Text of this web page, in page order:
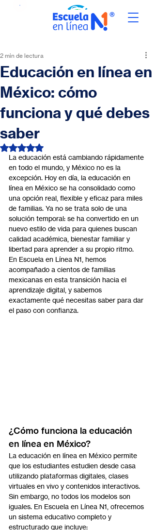
Educación en línea en
México: cómo
funciona y qué debes
saber
2 min de lectura
Obtuvo NaN de 5 estrellas.
La educación está cambiando rápidamente
en todo el mundo, y México no es la
excepción. Hoy en día, la educación en
línea en México se ha consolidado como
una opción real, flexible y eficaz para miles
de familias. Ya no se trata solo de una
solución temporal: se ha convertido en un
nuevo estilo de vida para quienes buscan
calidad académica, bienestar familiar y
libertad para aprender a su propio ritmo.
En Escuela en Línea N1, hemos
acompañado a cientos de familias
mexicanas en esta transición hacia el
aprendizaje digital, y sabemos
exactamente qué necesitas saber para dar
el paso con confianza.
¿Cómo funciona la educación
en línea en México?
La educación en línea en México permite
que los estudiantes estudien desde casa
utilizando plataformas digitales, clases
virtuales en vivo y contenidos interactivos.
Sin embargo, no todos los modelos son
iguales. En Escuela en Línea N1, ofrecemos
un sistema educativo completo y
estructurado que incluye: